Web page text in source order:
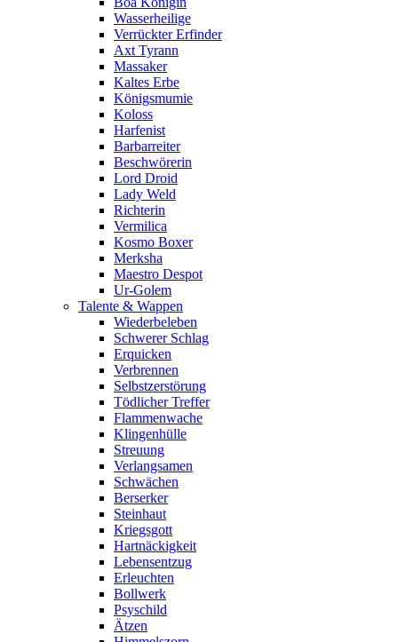
Wasserheilige
Verrückter Erfinder
Axt Tyrann
Massaker
Kaltes Erbe
Königsmumie
Koloss
Harfenist
Barbarreiter
Beschwörerin
Lord Droid
Lady Weld
Richterin
Vermilica
Kosmo Boxer
Merksha
Maestro Despot
Ur-Golem
Talente & Wappen
Wiederbeleben
Schwerer Schlag
Erquicken
Verbrennen
Selbstzerstörung
Tödlicher Treffer
Flammenwache
Klingenhülle
Streuung
Verlangsamen
Schwächen
Berserker
Steinhaut
Kriegsgott
Hartnäckigkeit
Lebensentzug
Erleuchten
Bollwerk
Psyschild
Ätzen